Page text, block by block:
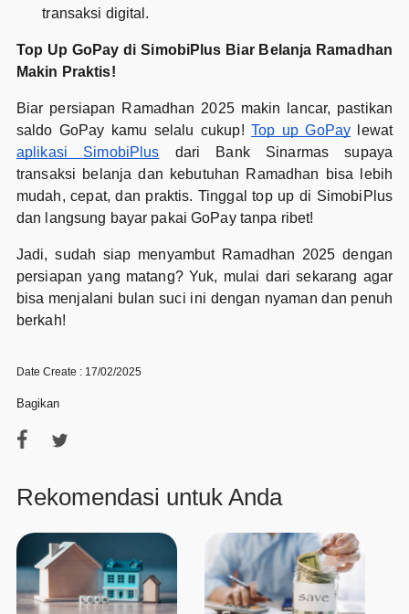
transaksi digital.
Top Up GoPay di SimobiPlus Biar Belanja Ramadhan
Makin Praktis!
Biar persiapan Ramadhan 2025 makin lancar, pastikan
saldo GoPay kamu selalu cukup!Top up GoPay lewat
aplikasi SimobiPlus dari Bank Sinarmas supaya
transaksi belanja dan kebutuhan Ramadhan bisa lebih
mudah, cepat, dan praktis. Tinggal top up di SimobiPlus
dan langsung bayar pakai GoPay tanpa ribet!
Jadi, sudah siap menyambut Ramadhan 2025 dengan
persiapan yang matang? Yuk, mulai dari sekarang agar
bisa menjalani bulan suci ini dengan nyaman dan penuh
berkah!
Date Create : 17/02/2025
Bagikan
Rekomendasi untuk Anda